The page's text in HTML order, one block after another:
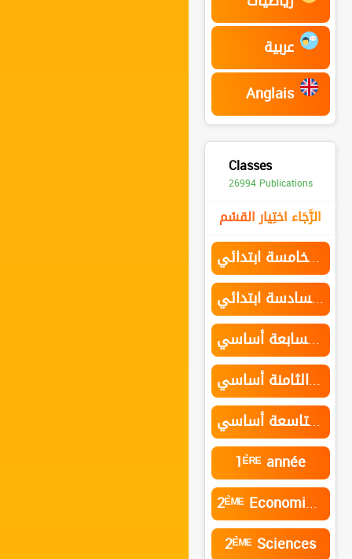
عربية
Anglais
Classes
26994 Publications
الرَّجَاء اختِيار القسْم
السنة الخامسة ابتدائي
السنة السادسة ابتدائي
السنة السابعة أساسي
السنة الثامنة أساسي
السنة التاسعة أساسي
1ᴱ̀ᴿᴱ année
2ᴱ̀ᴹᴱ Economie et services
2ᴱ̀ᴹᴱ Sciences